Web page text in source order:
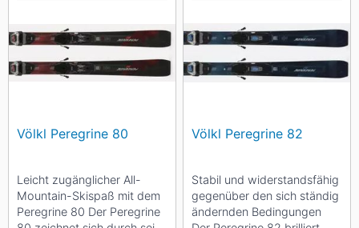
Völkl Peregrine 80
Leicht zugänglicher All-
Mountain-Skispaß mit dem
Peregrine 80 Der Peregrine
Völkl Peregrine 82
Stabil und widerstandsfähig
gegenüber den sich ständig
ändernden Bedingungen